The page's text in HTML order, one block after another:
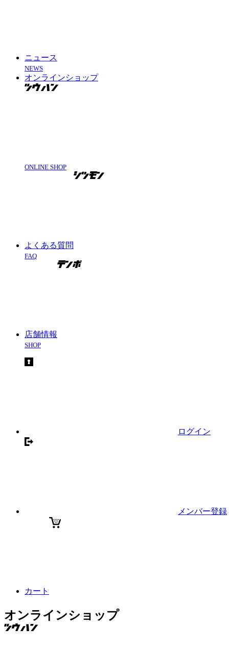
ニュース
NEWS
オンラインショップ
ONLINE SHOP
よくある質問
FAQ
店舗情報
SHOP
ログイン
メンバー登録
カート
オンラインショップ